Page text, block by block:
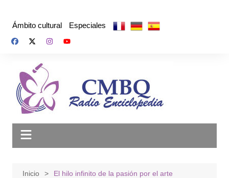
Ámbito cultural Especiales
Inicio El hilo infinito de la pasión por el arte